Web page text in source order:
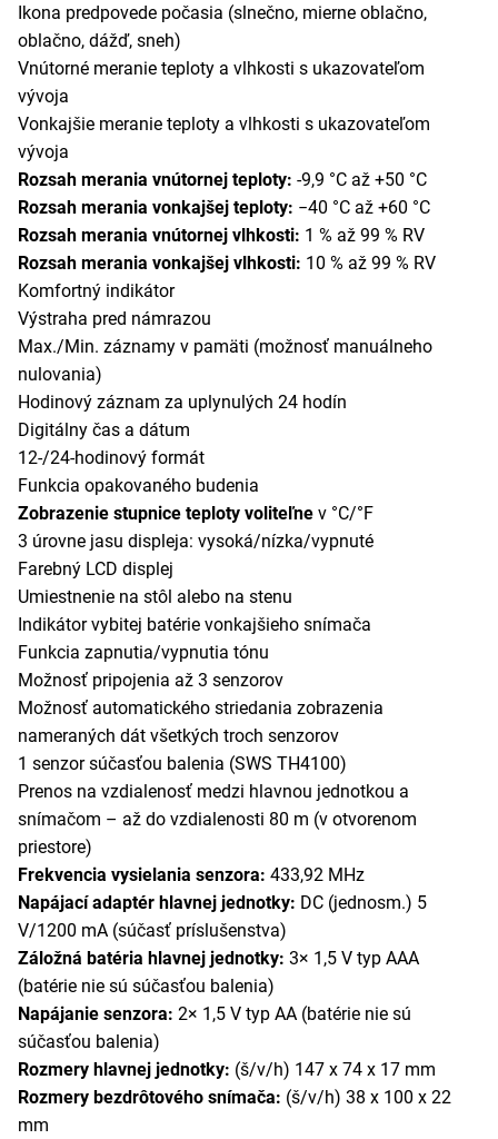
Ikona predpovede počasia (slnečno, mierne oblačno,
oblačno, dážď, sneh)
Vnútorné meranie teploty a vlhkosti s ukazovateľom
vývoja
Vonkajšie meranie teploty a vlhkosti s ukazovateľom
vývoja
Rozsah merania vnútornej teploty: -9,9 °C až +50 °C
Rozsah merania vonkajšej teploty: −40 °C až +60 °C
Rozsah merania vnútornej vlhkosti: 1 % až 99 % RV
Rozsah merania vonkajšej vlhkosti: 10 % až 99 % RV
Komfortný indikátor
Výstraha pred námrazou
Max./Min. záznamy v pamäti (možnosť manuálneho
nulovania)
Hodinový záznam za uplynulých 24 hodín
Digitálny čas a dátum
12-/24-hodinový formát
Funkcia opakovaného budenia
Zobrazenie stupnice teploty voliteľne v °C/°F
3 úrovne jasu displeja: vysoká/nízka/vypnuté
Farebný LCD displej
Umiestnenie na stôl alebo na stenu
Indikátor vybitej batérie vonkajšieho snímača
Funkcia zapnutia/vypnutia tónu
Možnosť pripojenia až 3 senzorov
Možnosť automatického striedania zobrazenia
nameraných dát všetkých troch senzorov
1 senzor súčasťou balenia (SWS TH4100)
Prenos na vzdialenosť medzi hlavnou jednotkou a
snímačom – až do vzdialenosti 80 m (v otvorenom
priestore)
Frekvencia vysielania senzora: 433,92 MHz
Napájací adaptér hlavnej jednotky: DC (jednosm.) 5
V/1200 mA (súčasť príslušenstva)
Záložná batéria hlavnej jednotky: 3× 1,5 V typ AAA
(batérie nie sú súčasťou balenia)
Napájanie senzora: 2× 1,5 V typ AA (batérie nie sú
súčasťou balenia)
Rozmery hlavnej jednotky: (š/v/h) 147 x 74 x 17 mm
Rozmery bezdrôtového snímača: (š/v/h) 38 x 100 x 22
mm